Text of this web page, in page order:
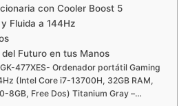
con Cooler Boost 5
Fluida a 144Hz
Futuro en tus Manos
477XES- Ordenador portátil Gaming
(Intel Core i7-13700H, 32GB RAM,
8GB, Free Dos) Titanium Gray –…